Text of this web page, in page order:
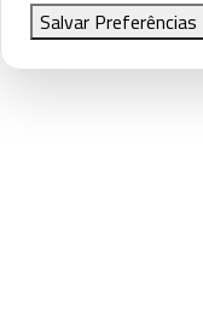
Salvar Preferências